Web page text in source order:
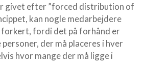
givet efter ”forced distribution of
kan nogle medarbejdere
forkert, fordi det på forhånd er
der må placeres i hver
hvor mange der må ligge i